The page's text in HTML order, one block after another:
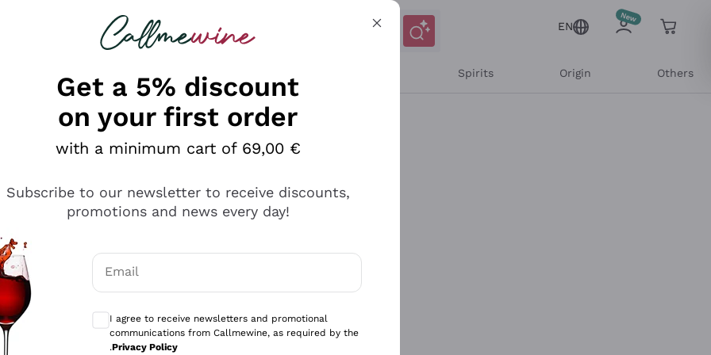
looking for
EN
Spirits Origin Others
Get a 5% discount
on your first order
with a minimum cart of 69,00 €
Subscribe to our newsletter to receive discounts,
promotions and news every day!
Email
I agree to receive newsletters and promotional
communications from Callmewine, as required by the
.Privacy Policy